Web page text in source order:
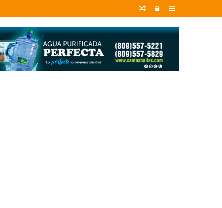
Sidebar
Entrar
Random